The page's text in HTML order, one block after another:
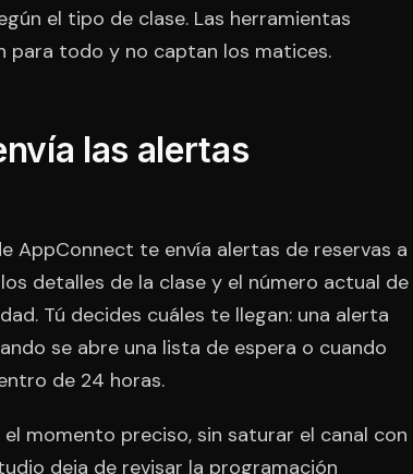
el tipo de clase. Las herramientas
para todo y no captan los matices.
las alertas
AppConnect te envía alertas de reservas a
detalles de la clase y el número actual de
Tú decides cuáles te llegan: una alerta
se abre una lista de espera o cuando
de 24 horas.
momento preciso, sin saturar el canal con
deja de revisar la programación